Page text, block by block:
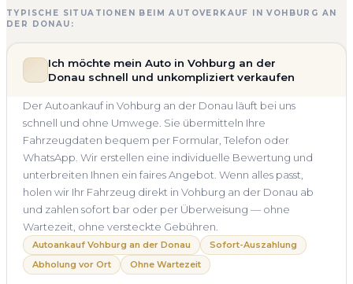
TYPISCHE SITUATIONEN BEIM AUTOVERKAUF IN VOHBURG AN
DER DONAU:
Ich möchte mein Auto in Vohburg an der
Donau schnell und unkompliziert verkaufen
Der Autoankauf in Vohburg an der Donau läuft bei uns
schnell und ohne Umwege. Sie übermitteln Ihre
Fahrzeugdaten bequem per Formular, Telefon oder
WhatsApp. Wir erstellen eine individuelle Bewertung und
unterbreiten Ihnen ein faires Angebot. Wenn alles passt,
holen wir Ihr Fahrzeug direkt in Vohburg an der Donau ab
und zahlen sofort bar oder per Überweisung — ohne
Wartezeit, ohne versteckte Gebühren.
Autoankauf Vohburg an der Donau
Sofort-Auszahlung
Abholung vor Ort
Ohne Wartezeit